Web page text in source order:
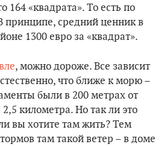
164 «квадрата». То есть по
принципе, средний ценник в
1300 евро за «квадрат».
, можно дороже. Все зависит
что ближе к морю –
были в 200 метрах от
километра. Но так ли это
вы хотите там жить? Тем
там такой ветер – в доме